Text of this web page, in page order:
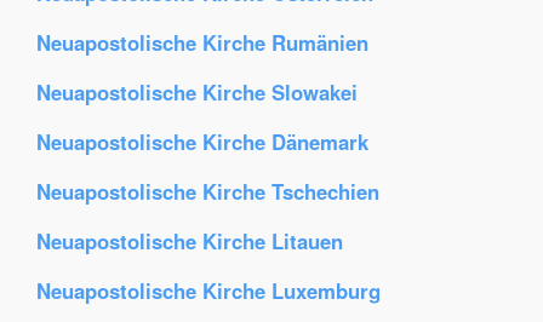
Neuapostolische Kirche Rumänien
Neuapostolische Kirche Slowakei
Neuapostolische Kirche Dänemark
Neuapostolische Kirche Tschechien
Neuapostolische Kirche Litauen
Neuapostolische Kirche Luxemburg